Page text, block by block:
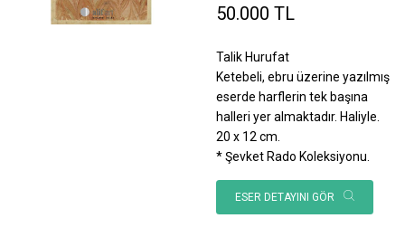
50.000 TL
Talik Hurufat
Ketebeli, ebru üzerine yazılmış
eserde harflerin tek başına
halleri yer almaktadır. Haliyle.
20 x 12 cm.
* Şevket Rado Koleksiyonu.
ESER DETAYINI GÖR